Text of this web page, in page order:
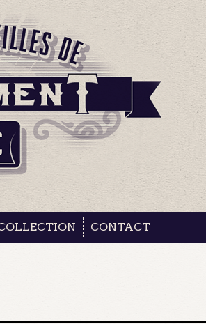
CONTACT